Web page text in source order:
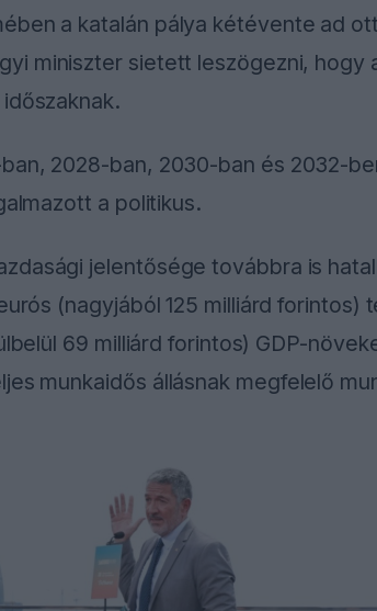
a katalán pálya kétévente ad
miniszter sietett leszögezni, hogy
2028-ban, 2030-ban és 2032-
a politikus.
jelentősége továbbra is
(nagyjából 125 milliárd forintos)
69 milliárd forintos) GDP-
munkaidős állásnak megfelelő